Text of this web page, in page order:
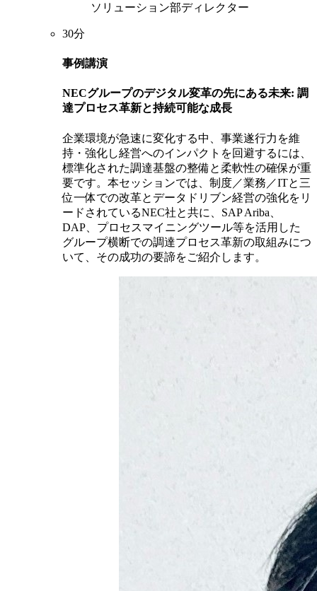
ソリューション部ディレクター
30分
事例講演
NECグループのデジタル変革の先にある未来: 調
達プロセス革新と持続可能な成長
企業環境が急速に変化する中、事業遂行力を維
持・強化し経営へのインパクトを回避するには、
標準化された調達基盤の整備と柔軟性の確保が重
要です。本セッションでは、制度／業務／ITと三
位一体での改革とデータドリブン経営の強化をリ
ードされているNEC社と共に、SAP Ariba、
DAP、プロセスマイニングツール等を活用した
グループ横断での調達プロセス革新の取組みにつ
いて、その成功の要諦をご紹介します。